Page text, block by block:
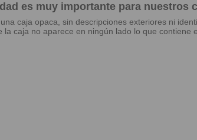
es muy importante para nuestros
caja opaca, sin descripciones exteriores ni
caja no aparece en ningún lado lo que contiene